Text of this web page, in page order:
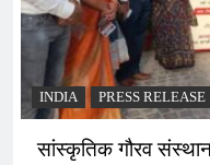
INDIA PRESS RELEASE
सांस्कृतिक गौरव